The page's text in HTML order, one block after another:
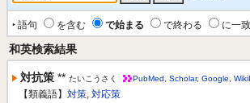
‣ 語句 を含む で始まる で終わる
に一致
和英検索結果
対抗策 ** たいこうさく PubMed Scholar, Google
【類義語】 対策, 対応策